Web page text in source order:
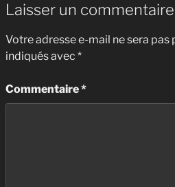
Laisser un commentaire
Votre adresse e-mail ne sera pas
indiqués avec *
Commentaire*